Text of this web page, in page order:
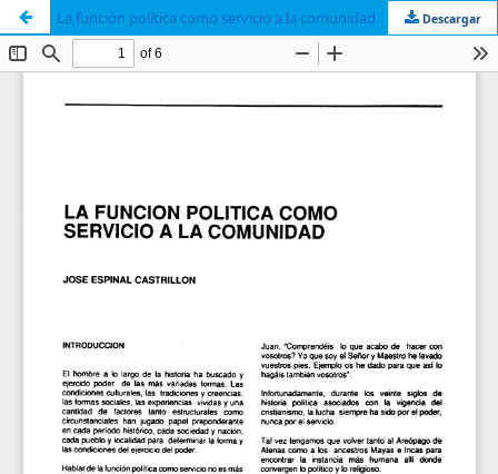
La función política como servicio a la comunidad Descargar